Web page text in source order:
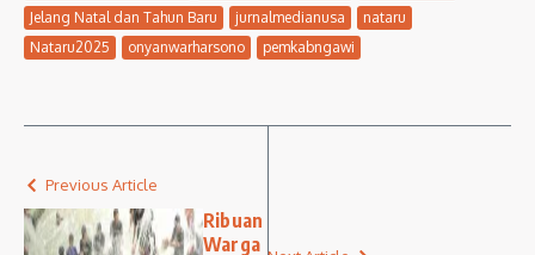
Jelang Natal dan Tahun Baru
jurnalmedianusa
nataru
Nataru2025
onyanwarharsono pemkabngawi
Previous Article
Ribuan
Warga